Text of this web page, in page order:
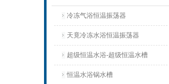
冷冻气浴恒温振荡器
天竟冷冻水浴恒温振荡器
超级恒温水浴-超级恒温水槽
恒温水浴锅水槽